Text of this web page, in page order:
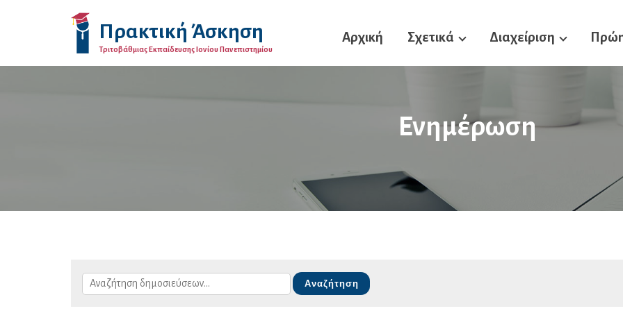
Πρακτική Άσκηση
Τριτοβάθμιας Εκπαίδευσης Ιονίου Πανεπιστημίου
Αρχική Σχετικά Διαχείριση
Ενημέρωση